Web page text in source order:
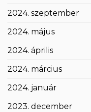
2024. szeptember
2024. május
2024. április
2024. március
2024. január
2023. december